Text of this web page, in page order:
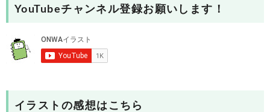
YouTubeチャンネル登録お願いします！
イラストの感想はこちら